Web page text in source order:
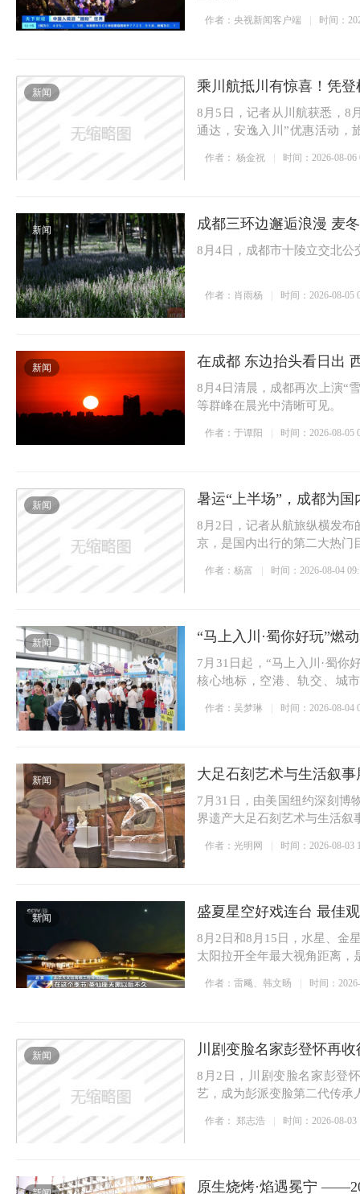
作者：央视新闻客户端 时间：
新闻 乘川航抵川有惊喜！凭
8月5日，记者从川航获悉，8
通达，安逸入川”优惠活动，
作者： 杨金祝 时间：2026-08-06
新闻 成都三环边邂逅浪漫 麦
8月4日，成都市十陵立交北
作者：肖雨杨 时间：2026-08-05
新闻 在成都 东边抬头看日出
8月4日清晨，成都再次上演“
等群峰在晨光中清晰可见。
作者：于谭阳 时间：2026-08-05
新闻 暑运“上半场”，成都为
8月2日，记者从航旅纵横发
京，是国内出行的第二大热门
作者：杨富 时间：2026-08-04
新闻 “马上入川·蜀你好玩”燃
7月31日起，“马上入川·蜀你
核心地标，空港、轨交、城
作者：吴梦琳 时间：2026-08-04
新闻 大足石刻艺术与生活叙
7月31日，由美国纽约深刻
界遗产大足石刻艺术与生活叙
作者：光明网 时间：2026-08-03
新闻 盛夏星空好戏连台 最佳
8月2日和8月15日，水星、金
太阳拉开全年最大视角距离，
作者：雷飚、韩文旸 时间：
新闻 川剧变脸名家彭登怀再
8月2日，川剧变脸名家彭登
艺，成为彭派变脸第二代传承
作者： 郑志浩 时间：2026-08-03
原生烧烤·焰遇冕宁